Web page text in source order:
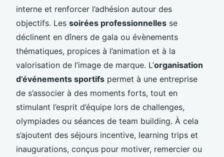
interne et renforcer l’adhésion autour des
objectifs. Les soirées professionnelles se
déclinent en dîners de gala ou évènements
thématiques, propices à l’animation et à la
valorisation de l’image de marque. L’organisation
d’événements sportifs permet à une entreprise
de s’associer à des moments forts, tout en
stimulant l’esprit d’équipe lors de challenges,
olympiades ou séances de team building. À cela
s’ajoutent des séjours incentive, learning trips et
inaugurations, conçus pour motiver, remercier ou